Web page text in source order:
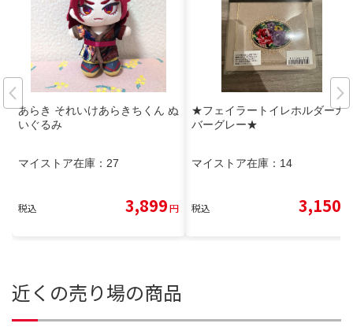
あらき それいけあらきちくん ぬ
いぐるみ
マイストア在庫： 27
税込 3,899円
★フェイラートイレホルダーカ
バーグレー★
マイストア在庫： 14
税込 3,150
近くの売り場の商品